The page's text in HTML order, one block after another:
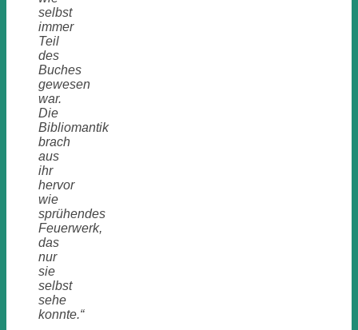
selbst
immer
Teil
des
Buches
gewesen
war.
Die
Bibliomantik
brach
aus
ihr
hervor
wie
sprühendes
Feuerwerk,
das
nur
sie
selbst
sehe
konnte.“